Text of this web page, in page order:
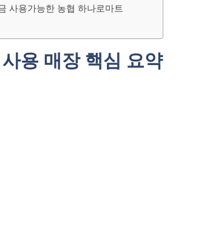
사용가능한 농협 하나로마트
용 매장 핵심 요약